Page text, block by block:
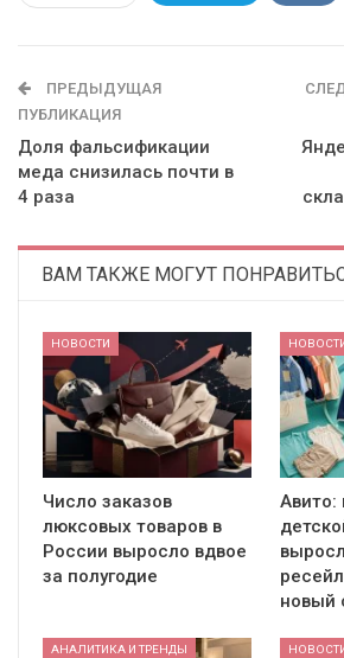
ПРЕДЫДУЩАЯ
ПУБЛИКАЦИЯ
Доля фальсификации
меда снизилась почти в
4 раза
ВАМ ТАКЖЕ МОГУТ
НОВОСТИ
Число заказов
люксовых товаров в
России выросло вдвое
за полугодие
Авито:
новый
АНАЛИТИКА И ТРЕНДЫ